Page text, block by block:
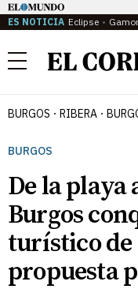
ES NOTICIA Eclipse
Menú
BURGOS RIBERA
BURGOS
De la playa
Burgos
turístico de
propuesta